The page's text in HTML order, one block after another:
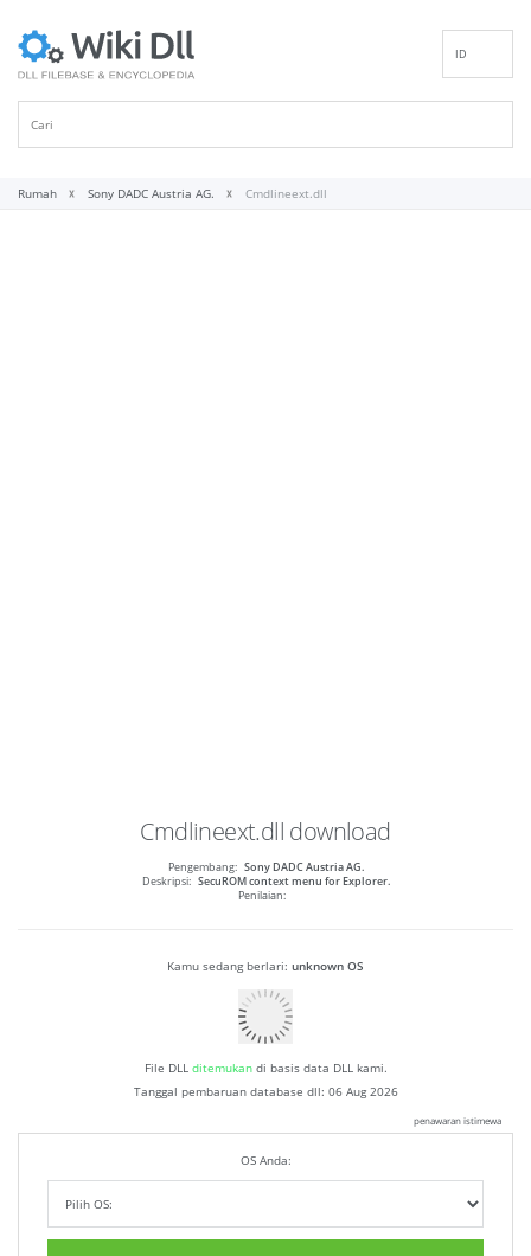
ID
Rumah Sony DADC Austria AG. Cmdlineext.dll
Cmdlineext.dll download
Pengembang: Sony DADC Austria AG.
Deskripsi: SecuROM context menu for Explorer.
Penilaian:
Kamu sedang berlari: unknown OS
File DLL ditemukandi basis data DLL kami.
Tanggal pembaruan database dll: 06 Aug 2026
penawaran istimewa
OS Anda: